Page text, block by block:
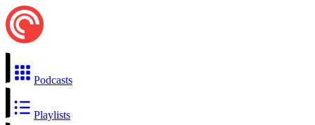
Podcasts
Playlists